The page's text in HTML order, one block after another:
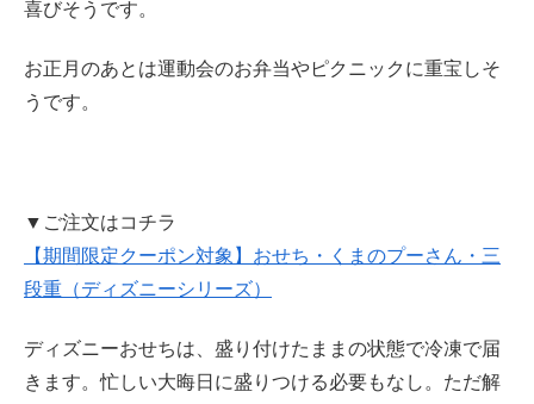
喜びそうです。
お正月のあとは運動会のお弁当やピクニックに重宝しそ
うです。
▼ご注文はコチラ
【期間限定クーポン対象】おせち・くまのプーさん・三
段重（ディズニーシリーズ）
ディズニーおせちは、盛り付けたままの状態で冷凍で届
きます。忙しい大晦日に盛りつける必要もなし。ただ解